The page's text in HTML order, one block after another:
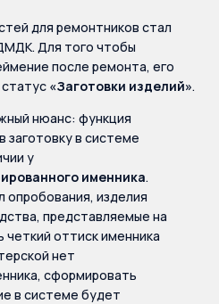
для ремонтников стал
Для того чтобы
после ремонта, его
«Заготовки изделий».
нюанс: функция
заготовку в системе
у
именника.
опробования, изделия
представляемые на
оттиск именника
нет
сформировать
в системе будет